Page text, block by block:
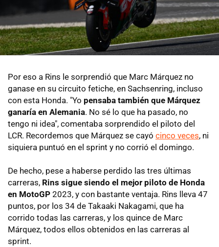
Por eso a Rins le sorprendió que Marc Márquez no
ganase en su circuito fetiche, en Sachsenring, incluso
con esta Honda. "Yo pensaba también que Márquez
ganaría en Alemania. No sé lo que ha pasado, no
tengo ni idea", comentaba sorprendido el piloto del
LCR. Recordemos que Márquez se cayó cinco veces, ni
siquiera puntuó en el sprint y no corrió el domingo.
De hecho, pese a haberse perdido las tres últimas
carreras, Rins sigue siendo el mejor piloto de Honda
en MotoGP 2023, y con bastante ventaja. Rins lleva 47
puntos, por los 34 de Takaaki Nakagami, que ha
corrido todas las carreras, y los quince de Marc
Márquez, todos ellos obtenidos en las carreras al
sprint.